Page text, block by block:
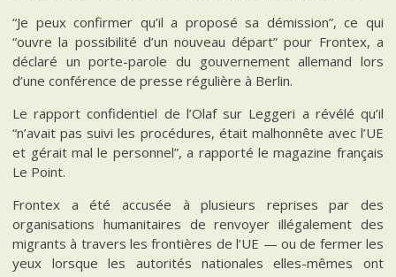
“Je peux confirmer qu’il a proposé sa démission”, ce qui
“ouvre la possibilité d’un nouveau départ” pour Frontex, a
déclaré un porte-parole du gouvernement allemand lors
d’une conférence de presse régulière à Berlin.
Le rapport confidentiel de l’Olaf sur Leggeri a révélé qu’il
“n’avait pas suivi les procédures, était malhonnête avec l’UE
et gérait mal le personnel”, a rapporté le magazine français
Le Point.
Frontex a été accusée à plusieurs reprises par des
organisations humanitaires de renvoyer illégalement des
migrants à travers les frontières de l’UE — ou de fermer les
yeux lorsque les autorités nationales elles-mêmes ont